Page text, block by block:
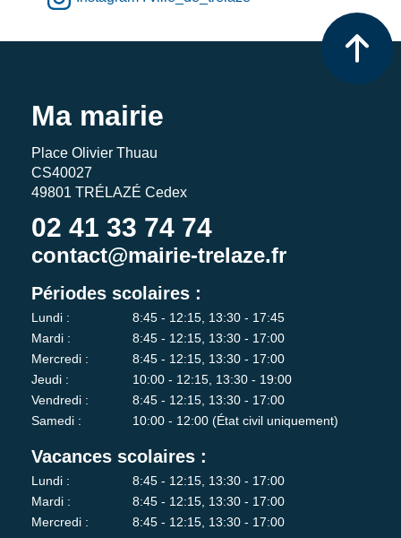
Ma mairie
Place Olivier Thuau
CS40027
49801 TRÉLAZÉ Cedex
02 41 33 74 74
contact@mairie-trelaze.fr
Périodes scolaires :
Lundi :
8:45 - 12:15, 13:30 - 17:45
Mardi :
8:45 - 12:15, 13:30 - 17:00
Mercredi :
8:45 - 12:15, 13:30 - 17:00
Jeudi :
10:00 - 12:15, 13:30 - 19:00
Vendredi :
8:45 - 12:15, 13:30 - 17:00
Samedi :
10:00 - 12:00 (État civil uniquement)
Vacances scolaires :
Lundi :
8:45 - 12:15, 13:30 - 17:00
Mardi :
8:45 - 12:15, 13:30 - 17:00
Mercredi :
8:45 - 12:15, 13:30 - 17:00